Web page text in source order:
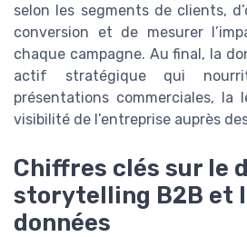
selon les segments de clients,
conversion et de mesurer
chaque campagne. Au final, la
actif stratégique qui
présentations commerciales, la
visibilité de l’entreprise auprès
Chiffres clés sur le
storytelling B2B et
données